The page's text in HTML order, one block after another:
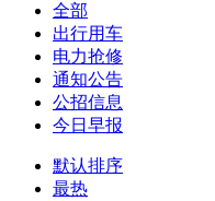
全部
出行用车
电力抢修
通知公告
公招信息
今日早报
默认排序
最热